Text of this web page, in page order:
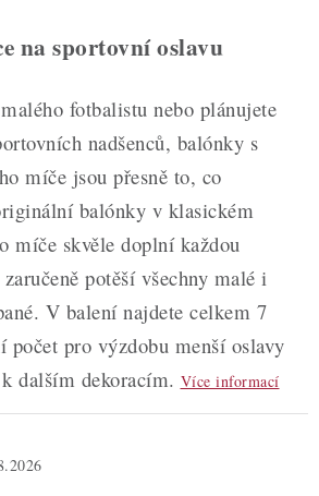
Obchodní podmínky
Moje objednávka
údajů
na sportovní oslavu
fotbalistu nebo plánujete
nadšenců, balónky s
míče jsou přesně to, co
balónky v klasickém
míče skvěle doplní každou
potěší všechny malé i
V balení najdete celkem 7
počet pro výzdobu menší oslavy
dalším dekoracím. Více informací